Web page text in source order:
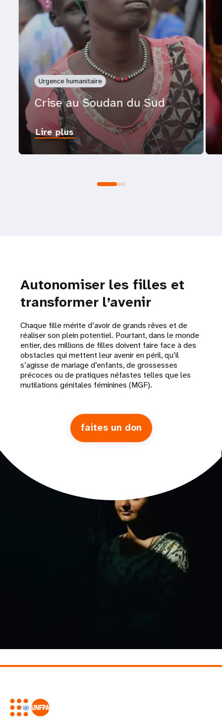
Urgence humanitaire
Crise au Soudan du Sud
Lire plus
Autonomiser les filles et
transformer l’avenir
Chaque fille mérite d’avoir de grands rêves et de
réaliser son plein potentiel. Pourtant, dans le monde
entier, des millions de filles doivent faire face à des
obstacles qui mettent leur avenir en péril, qu’il
s’agisse de mariage d’enfants, de grossesses
précoces ou de pratiques néfastes telles que les
mutilations génitales féminines (MGF).
faites un don